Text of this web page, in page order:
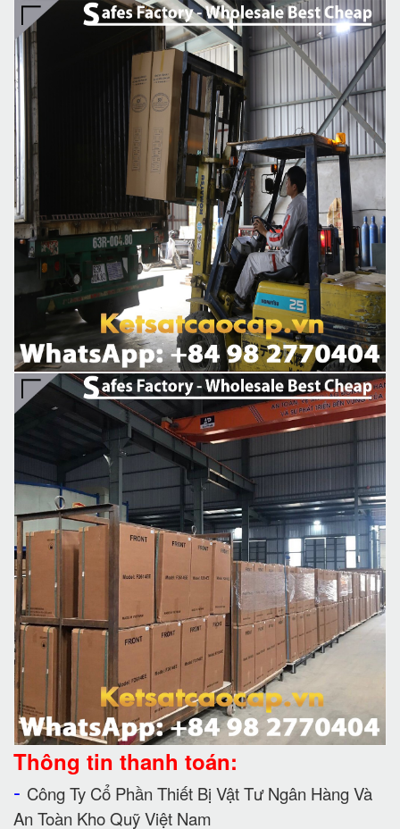
Thông tin thanh toán:
- Công Ty Cổ Phần Thiết Bị Vật Tư Ngân Hàng Và
An Toàn Kho Quỹ Việt Nam